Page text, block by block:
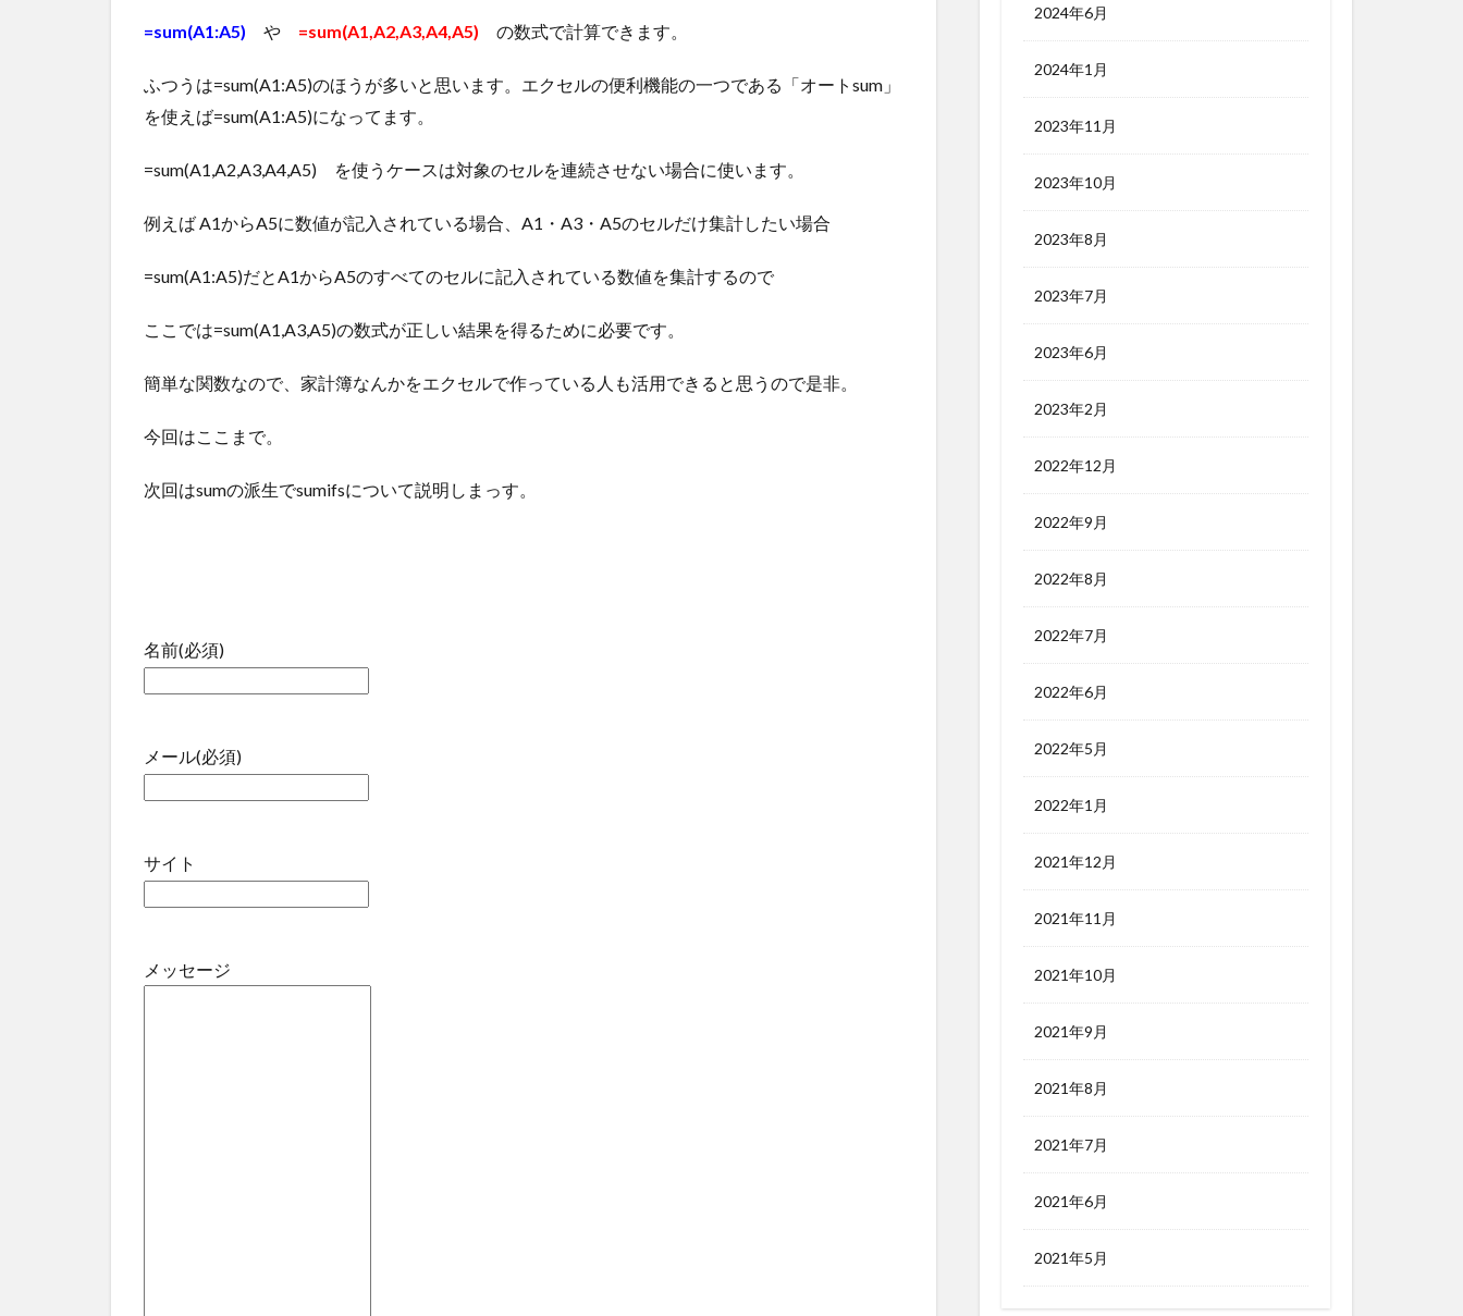
=sum(A1:A5) や =sum(A1,A2,A3,A4,A5) の数式で計算できます。
ふつうは=sum(A1:A5)のほうが多いと思います。エクセルの便利機能の一つである「オートsum」
を使えば=sum(A1:A5)になってます。
=sum(A1,A2,A3,A4,A5) を使うケースは対象のセルを連続させない場合に使います。
例えば A1からA5に数値が記入されている場合、A1・A3・A5のセルだけ集計したい場合
=sum(A1:A5)だとA1からA5のすべてのセルに記入されている数値を集計するので
ここでは=sum(A1,A3,A5)の数式が正しい結果を得るために必要です。
簡単な関数なので、家計簿なんかをエクセルで作っている人も活用できると思うので是非。
今回はここまで。
次回はsumの派生でsumifsについて説明しまっす。
名前(必須)
メール(必須)
サイト
メッセージ
2024年6月
2024年1月
2023年11月
2023年10月
2023年8月
2023年7月
2023年6月
2023年2月
2022年12月
2022年9月
2022年8月
2022年7月
2022年6月
2022年5月
2022年1月
2021年12月
2021年11月
2021年10月
2021年9月
2021年8月
2021年7月
2021年6月
2021年5月